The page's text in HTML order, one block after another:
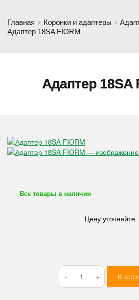
Главная Коронки и адаптеры
Адаптер 18SA FIORM
Адаптер 18SA
Все товары в наличии
Цену уточняйте
Количество
товара
Адаптер
В